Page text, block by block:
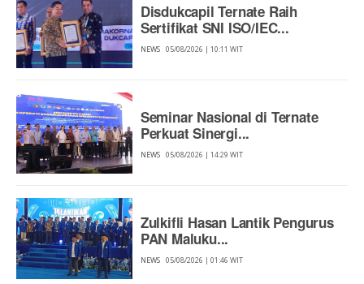
Disdukcapil Ternate Raih
Sertifikat SNI ISO/IEC...
NEWS 05/08/2026 | 10:11 WIT
Seminar Nasional di Ternate
Perkuat Sinergi...
NEWS 05/08/2026 | 14:29 WIT
Zulkifli Hasan Lantik Pengurus
PAN Maluku...
NEWS 05/08/2026 | 01:46 WIT